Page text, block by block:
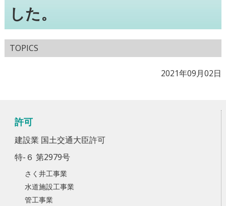
した。
TOPICS
2021年09月02日
許可
建設業 国土交通大臣許可
特-６ 第2979号
さく井工事業
水道施設工事業
管工事業